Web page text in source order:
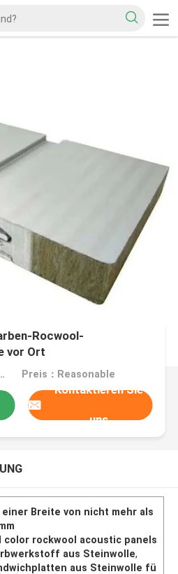
Rocwool-
vor Ort
meters Preis：Reasonable
Kontaktieren Sie
uns
einer Breite von nicht mehr als
color rockwool acoustic panels
aus Steinwolle,
aus Steinwolle fü